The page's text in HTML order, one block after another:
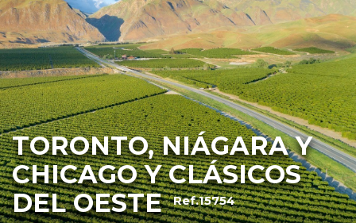
TORONTO, NIÁGARA Y
CHICAGO Y CLÁSICOS
DEL OESTE Ref.15754